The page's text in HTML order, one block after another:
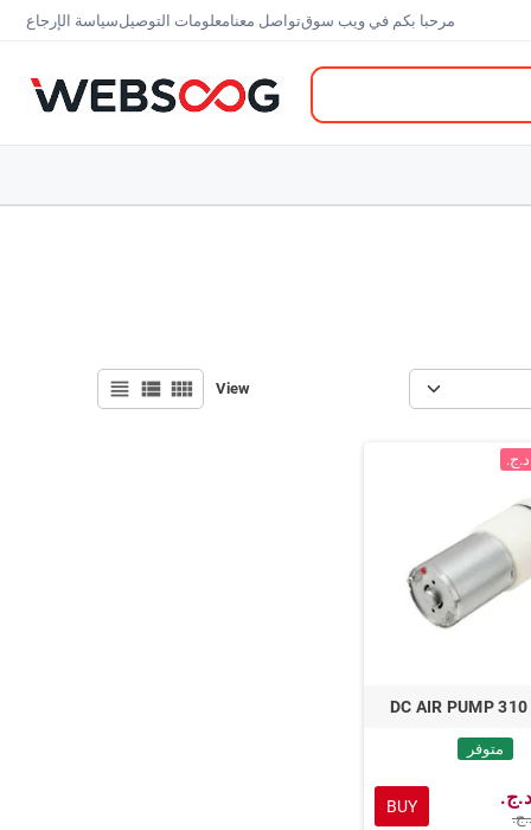
مرحبا بكم في ويب سوقتواصل معنامعلومات التوصيلسياسة الإرجاع
View
view_comfy
view_list
view_headline
DC AIR PUMP
متوفر
BUY